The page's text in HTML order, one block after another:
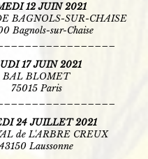
12 JUIN 2021
BAGNOLS-SUR-CHAISE
Bagnols-sur-Chaise
17 JUIN 2021
BAL BLOMET
75015 Paris
24 JUILLET 2021
de L'ARBRE CREUX
43150 Laussonne